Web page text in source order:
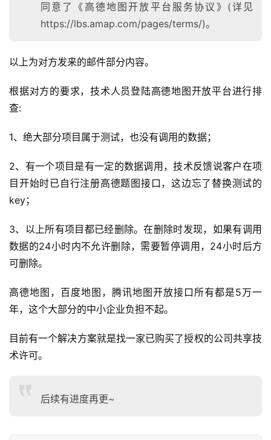
经
教
程
软
应
用
务
项
目
A
I
示
词
同意了《高德地图开放平台服务协议》(详见
https://lbs.amap.com/pages/terms/)。
以上为对方发来的邮件部分内容。
根据对方的要求，技术人员登陆高德地图开放平台进行排
查:
1、绝大部分项目属于测试，也没有调用的数据；
2、有一个项目是有一定的数据调用，技术反馈说客户在项
目开始时已自行注册高德题图接口，这边忘了替换测试的
key；
3、以上所有项目都已经删除。在删除时发现，如果有调用
数据的24小时内不允许删除，需要暂停调用，24小时后方
可删除。
高德地图，百度地图，腾讯地图开放接口所有都是5万一
年，这个大部分的中小企业负担不起。
目前有一个解决方案就是找一家已购买了授权的公司共享技
术许可。
后续有进度再更~